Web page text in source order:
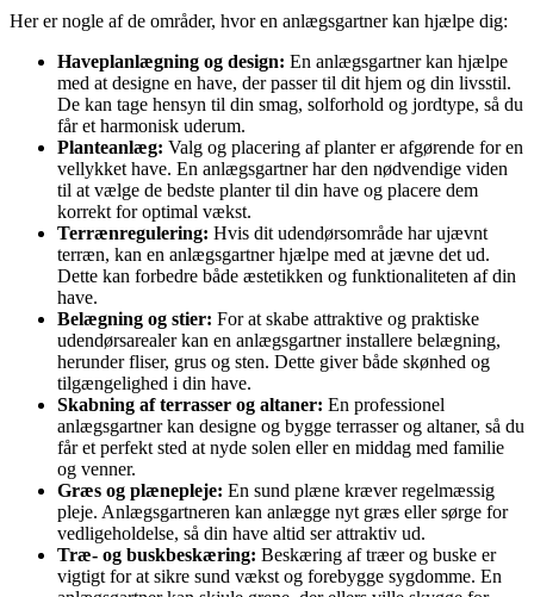
Her er nogle af de områder, hvor en anlægsgartner kan hjælpe dig:
Haveplanlægning og design: En anlægsgartner kan hjælpe
med at designe en have, der passer til dit hjem og din livsstil.
De kan tage hensyn til din smag, solforhold og jordtype, så du
får et harmonisk uderum.
Planteanlæg: Valg og placering af planter er afgørende for en
vellykket have. En anlægsgartner har den nødvendige viden
til at vælge de bedste planter til din have og placere dem
korrekt for optimal vækst.
Terrænregulering: Hvis dit udendørsområde har ujævnt
terræn, kan en anlægsgartner hjælpe med at jævne det ud.
Dette kan forbedre både æstetikken og funktionaliteten af din
have.
Belægning og stier: For at skabe attraktive og praktiske
udendørsarealer kan en anlægsgartner installere belægning,
herunder fliser, grus og sten. Dette giver både skønhed og
tilgængelighed i din have.
Skabning af terrasser og altaner: En professionel
anlægsgartner kan designe og bygge terrasser og altaner, så du
får et perfekt sted at nyde solen eller en middag med familie
og venner.
Græs og plænepleje: En sund plæne kræver regelmæssig
pleje. Anlægsgartneren kan anlægge nyt græs eller sørge for
vedligeholdelse, så din have altid ser attraktiv ud.
Træ- og buskbeskæring: Beskæring af træer og buske er
vigtigt for at sikre sund vækst og forebygge sygdomme. En